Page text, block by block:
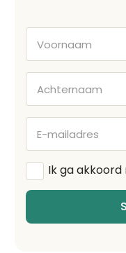
Voornaam
Achternaam
E-
mailadres
Algemene
voorwaarden
Ik ga